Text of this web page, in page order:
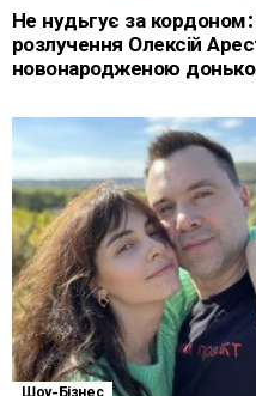
Не нудьгує за кордоном:
розлучення Олексій
новонародженою